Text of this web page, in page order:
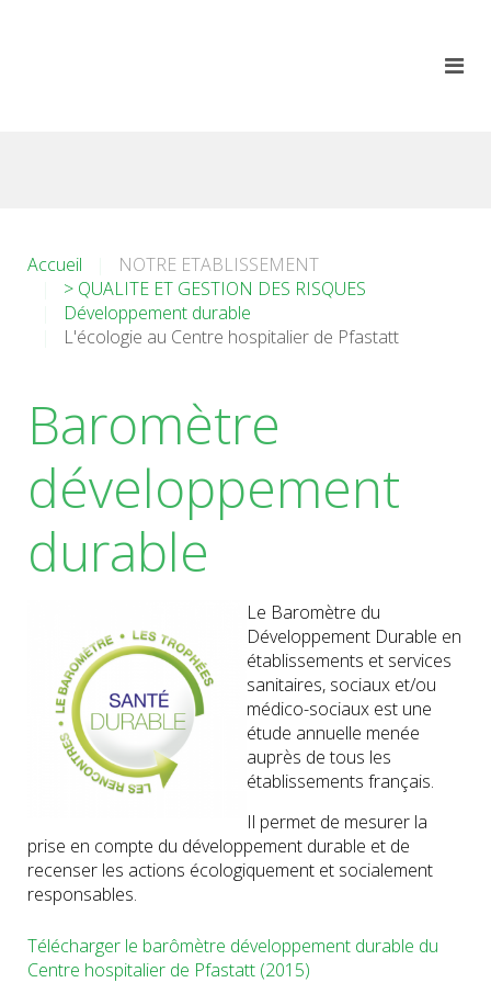
Accueil
NOTRE ETABLISSEMENT
> QUALITE ET GESTION DES RISQUES
Développement durable
L'écologie au Centre hospitalier de Pfastatt
Baromètre
développement
durable
Le Baromètre du
Développement Durable en
établissements et services
sanitaires, sociaux et/ou
médico-sociaux est une
étude annuelle menée
auprès de tous les
établissements français.
Il permet de mesurer la
prise en compte du développement durable et de
recenser les actions écologiquement et socialement
responsables.
Télécharger le barômètre développement durable du
Centre hospitalier de Pfastatt (2015)